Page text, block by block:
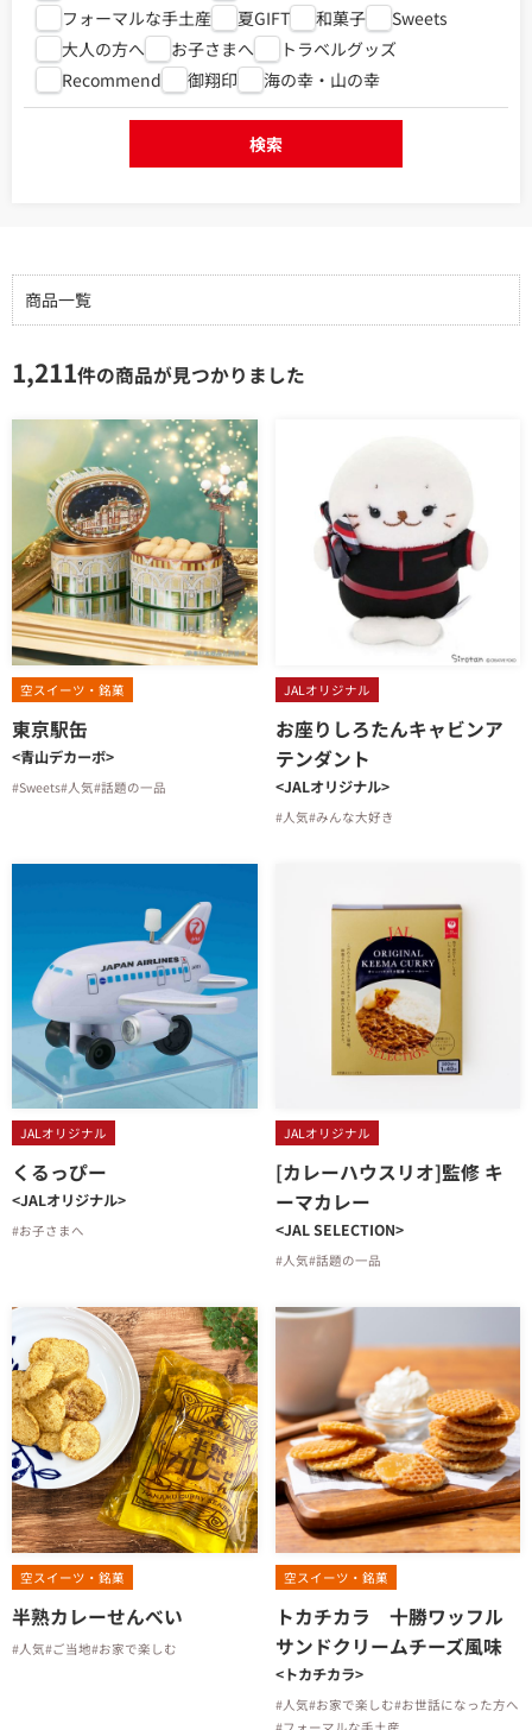
フォーマルな手土産
夏GIFT 和菓子
Sweets
大人の方へ
お子さまへ
トラベルグッズ
Recommend
御翔印 海の幸・山の幸
検索
商品一覧
1,211件の商品が見つかりました
空スイーツ・銘菓
東京駅缶
<青山デカーボ>
#Sweets#人気#話題の一品
JALオリジナル
お座りしろたんキャビンア
テンダント
<JALオリジナル>
#人気#みんな大好き
JALオリジナル
くるっぴー
<JALオリジナル>
#お子さまへ
JALオリジナル
[カレーハウスリオ]監修 キ
ーマカレー
<JAL SELECTION>
#人気#話題の一品
空スイーツ・銘菓
半熟カレーせんべい
#人気#ご当地#お家で楽しむ
空スイーツ・銘菓
トカチカラ 十勝ワッフル
サンドクリームチーズ風味
<トカチカラ>
#人気#お家で楽しむ#お世話になった方へ
#フォーマルな手土産